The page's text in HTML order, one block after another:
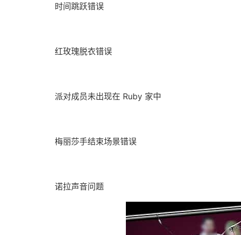
时间跳跃错误
红玫瑰脱衣错误
派对成员未出现在 Ruby 家中
梅丽莎手结束场景错误
诺拉声音问题